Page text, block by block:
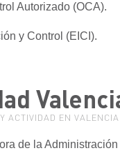
Autorizado (OCA).
y Control (EICI).
ACTIVIDAD EN VALENCIA
de la